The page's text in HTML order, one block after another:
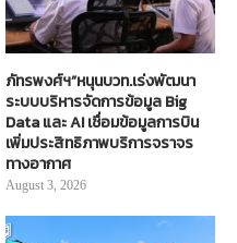
ภัทรพงศ์ฯ”หนุนบวท.เร่งพัฒนา
ระบบบริหารจัดการข้อมูล Big
Data และ AI เชื่อมข้อมูลการบิน
เพิ่มประสิทธิภาพบริการจราจร
ทางอากาศ
August 3, 2026